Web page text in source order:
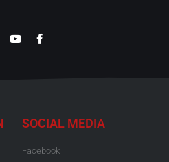
SOCIAL MEDIA
Facebook